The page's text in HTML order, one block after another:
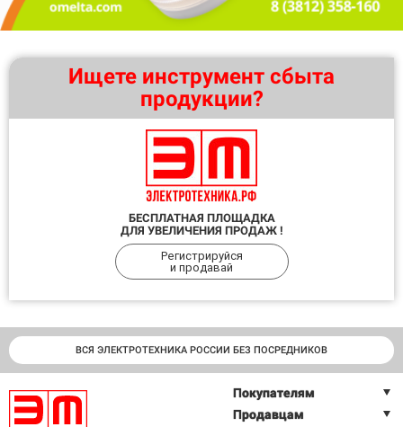
Ищете инструмент сбыта
продукции?
БЕСПЛАТНАЯ ПЛОЩАДКА
ДЛЯ УВЕЛИЧЕНИЯ ПРОДАЖ !
Регистрируйся
и продавай
ВСЯ ЭЛЕКТРОТЕХНИКА РОССИИ БЕЗ ПОСРЕДНИКОВ
Покупателям
Продавцам